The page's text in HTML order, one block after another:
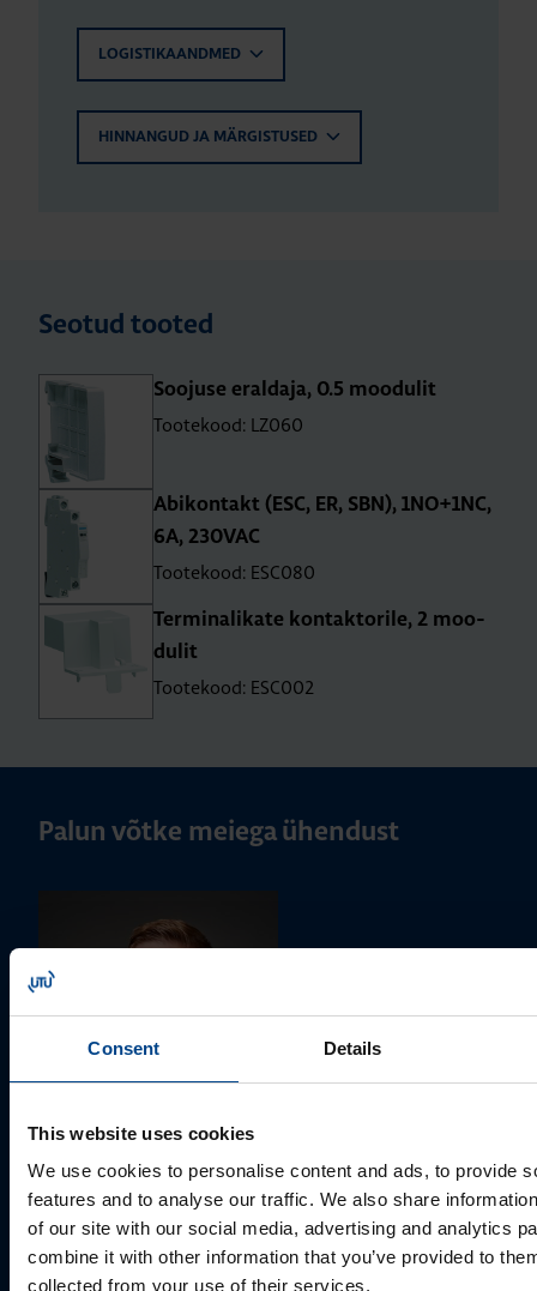
Consent Details
This website uses cookies
We use cookies to personalise content and ads, to provide
features and to analyse our traffic. We also share
of our site with our social media, advertising and analytics
combine it with other information that you’ve provided to
collected from your use of their services.
LOGISTIKAANDMED
HINNANGUD JA MÄRGISTUSED
Seotud tooted
Soo­juse eral­daja, 0.5 moo­du­lit
Tootekood: LZ060
Abi­kon­takt (ESC, ER, SBN), 1NO+1NC,
6A, 230VAC
Tootekood: ESC080
Ter­mi­na­li­kate kon­tak­to­rile, 2 moo­
du­lit
Tootekood: ESC002
Palun võtke meiega ühendust
MÜÜGIJUHT
Mark Milvek
+372 56560000
mark.milvek@utugroup.com